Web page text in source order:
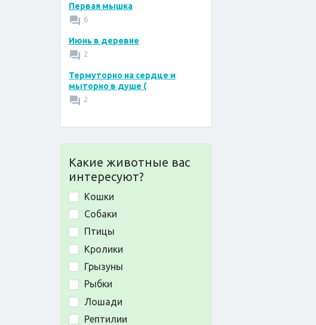
Первая мышка
6
Июнь в деревне
2
Термуторно на сердце и
мыторно в душе (
2
Какие животные вас
интересуют?
Кошки
Собаки
Птицы
Кролики
Грызуны
Рыбки
Лошади
Рептилии